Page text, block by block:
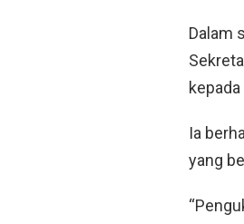
Dalam
Ia
yang